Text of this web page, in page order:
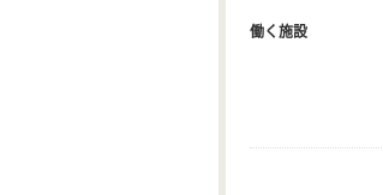
働く施設